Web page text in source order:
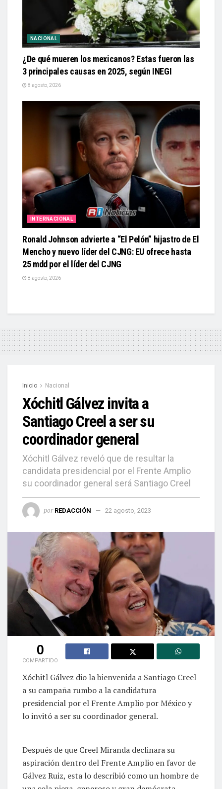
NACIONAL
¿De qué mueren los mexicanos? Estas fueron las
3 principales causas en 2025, según INEGI
8 agosto, 2026
INTERNACIONAL
Ronald Johnson advierte a “El Pelón” hijastro de El
Mencho y nuevo líder del CJNG: EU ofrece hasta
25 mdd por el líder del CJNG
8 agosto, 2026
Inicio Nacional
Xóchitl Gálvez invita a
Santiago Creel a ser su
coordinador general
Xóchitl Gálvez reveló que de resultar la
candidata presidencial por el Frente Amplio
su coordinador general será Santiago Creel
por REDACCIÓN 22 agosto, 2023
0
COMPARTIDO
Xóchitl Gálvez dio la bienvenida a Santiago Creel
a su campaña rumbo a la candidatura
presidencial por el Frente Amplio por México y
lo invitó a ser su coordinador general.
Después de que Creel Miranda declinara su
aspiración dentro del Frente Amplio en favor de
Gálvez Ruiz, esta lo describió como un hombre de